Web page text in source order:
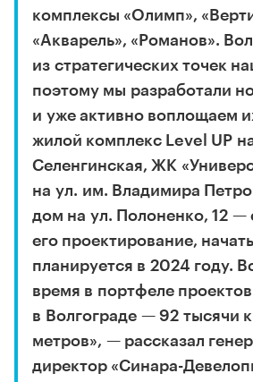
комплексы «Олимп»,
«Акварель», «Романов».
из стратегических точек
поэтому мы разработали
и уже активно воплощаем
жилой комплекс Level UP
Селенгинская, ЖК
на ул. им. Владимира
дом на ул. Полоненко, 12 —
его проектирование,
планируется в 2024 году.
время в портфеле
в Волгограде — 92 тысячи
метров», — рассказал
директор «Синара-